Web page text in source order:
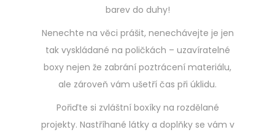
barev do duhy!
Nenechte na věci prášit, nenechávejte je jen
tak vyskládané na poličkách – uzavíratelné
boxy nejen že zabrání poztrácení materiálu,
ale zároveň vám ušetří čas při úklidu.
Pořiďte si zvláštní boxíky na rozdělané
projekty. Nastříhané látky a doplňky se vám v